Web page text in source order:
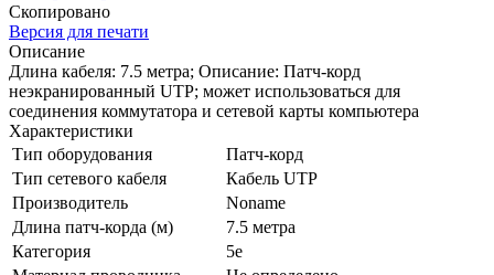
Скопировано
Версия для печати
Описание
Длина кабеля: 7.5 метра; Описание: Патч-корд
неэкранированный UTP; может использоваться для
соединения коммутатора и сетевой карты компьютера
Характеристики
Тип оборудования
Патч-корд
Тип сетевого кабеля
Кабель UTP
Производитель
Noname
Длина патч-корда (м)
7.5 метра
Категория
5e